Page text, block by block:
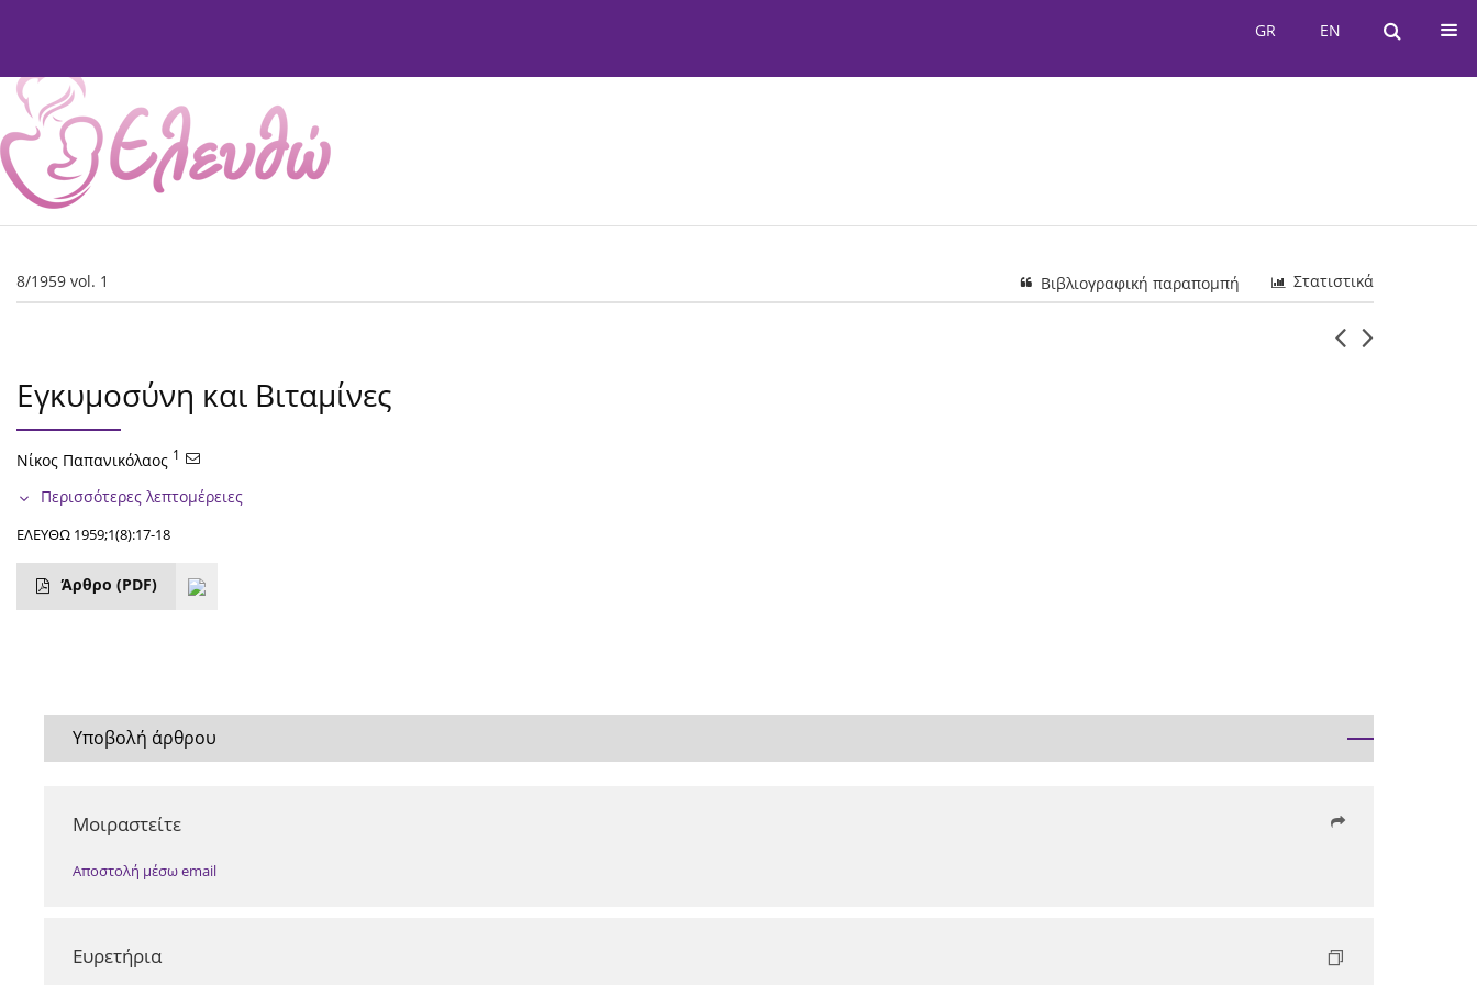
EN
GR EN
GR
8/1959 vol. 1 Στατιστικά
Βιβλιογραφική παραπομπή
Εγκυμοσύνη και Βιταμίνες
Νίκος Παπανικόλαος 1
Περισσότερες λεπτομέρειες
ΕΛΕΥΘΩ 1959;1(8):17-18
Άρθρο (PDF)
Υποβολή άρθρου
Μοιραστείτε
Αποστολή μέσω email
Ευρετήρια